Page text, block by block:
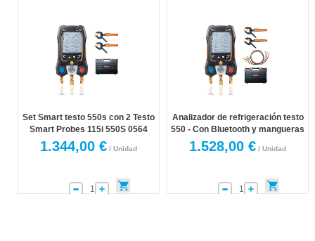
Set Smart testo 550s con 2 Testo
Smart Probes 115i 550S 0564
5502
1.344,00 € / Unidad
Analizador de refrigeración testo
550 - Con Bluetooth y mangueras
de llenado
1.528,00 € / Unidad